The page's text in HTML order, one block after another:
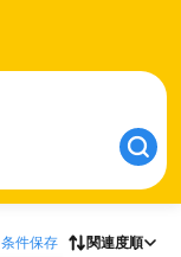
条件保存 関連度順